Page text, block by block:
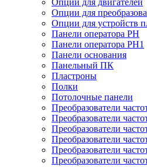
Опции для двигателей
Опции для
Опции для устройств
Панели оператора PH
Панели оператора PH1
Панели основания
Панельный ПК
Пластроны
Полки
Потолочные панели
Преобразователи
Преобразователи
Преобразователи
Преобразователи
Преобразователи
Преобразователи